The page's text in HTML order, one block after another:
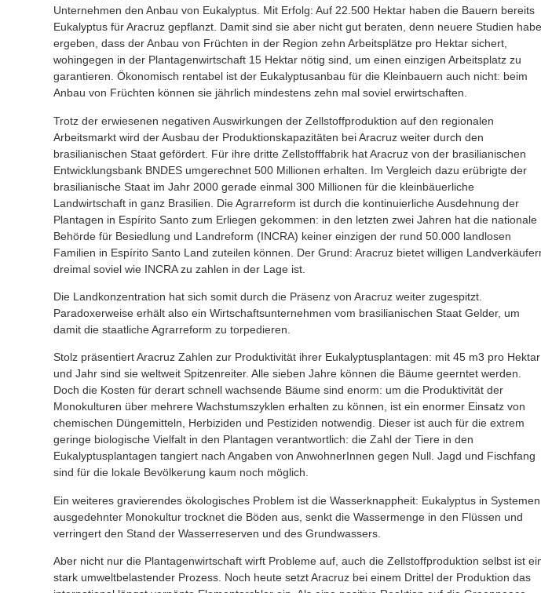
Unternehmen den Anbau von Eukalyptus. Mit Erfolg: Auf 22.500 Hektar haben die Bauern bereits
Eukalyptus für Aracruz gepflanzt. Damit sind sie aber nicht gut beraten, denn neuere Studien
ergeben, dass der Anbau von Früchten in der Region zehn Arbeitsplätze pro Hektar sichert,
wohingegen in der Plantagenwirtschaft 15 Hektar nötig sind, um einen einzigen Arbeitsplatz zu
garantieren. Ökonomisch rentabel ist der Eukalyptusanbau für die Kleinbauern auch nicht: beim
Anbau von Früchten können sie jährlich mindestens zehn mal soviel erwirtschaften.
Trotz der erwiesenen negativen Auswirkungen der Zellstoffproduktion auf den regionalen
Arbeitsmarkt wird der Ausbau der Produktionskapazitäten bei Aracruz weiter durch den
brasilianischen Staat gefördert. Für ihre dritte Zellstofffabrik hat Aracruz von der brasilianischen
Entwicklungsbank BNDES umgerechnet 500 Millionen erhalten. Im Vergleich dazu erübrigte der
brasilianische Staat im Jahr 2000 gerade einmal 300 Millionen für die kleinbäuerliche
Landwirtschaft in ganz Brasilien. Die Agrarreform ist durch die kontinuierliche Ausdehnung der
Plantagen in Espírito Santo zum Erliegen gekommen: in den letzten zwei Jahren hat die nationale
Behörde für Besiedlung und Landreform (INCRA) keiner einzigen der rund 50.000 landlosen
Familien in Espírito Santo Land zuteilen können. Der Grund: Aracruz bietet willigen
dreimal soviel wie INCRA zu zahlen in der Lage ist.
Die Landkonzentration hat sich somit durch die Präsenz von Aracruz weiter zugespitzt.
Paradoxerweise erhält also ein Wirtschaftsunternehmen vom brasilianischen Staat Gelder, um
damit die staatliche Agrarreform zu torpedieren.
Stolz präsentiert Aracruz Zahlen zur Produktivität ihrer Eukalyptusplantagen: mit 45 m3 pro Hektar
und Jahr sind sie weltweit Spitzenreiter. Alle sieben Jahre können die Bäume geerntet werden.
Doch die Kosten für derart schnell wachsende Bäume sind enorm: um die Produktivität der
Monokulturen über mehrere Wachstumszyklen erhalten zu können, ist ein enormer Einsatz von
chemischen Düngemitteln, Herbiziden und Pestiziden notwendig. Dieser ist auch für die extrem
geringe biologische Vielfalt in den Plantagen verantwortlich: die Zahl der Tiere in den
Eukalyptusplantagen tangiert nach Angaben von AnwohnerInnen gegen Null. Jagd und Fischfang
sind für die lokale Bevölkerung kaum noch möglich.
Ein weiteres gravierendes ökologisches Problem ist die Wasserknappheit: Eukalyptus in Systemen
ausgedehnter Monokultur trocknet die Böden aus, senkt die Wassermenge in den Flüssen und
verringert den Stand der Wasserreserven und des Grundwassers.
Aber nicht nur die Plantagenwirtschaft wirft Probleme auf, auch die Zellstoffproduktion selbst ist
stark umweltbelastender Prozess. Noch heute setzt Aracruz bei einem Drittel der Produktion das